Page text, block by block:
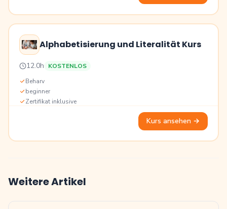
Alphabetisierung und Literalität Kurs
Bildung
12.0h Preis
KOSTENLOS
Beharv
beginner
Zertifikat inklusive
Kurs ansehen →
Weitere Artikel